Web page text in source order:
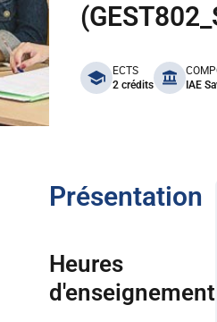
benefits
ECTS
2 crédits IAE
Présentation
Heures
d'enseignement